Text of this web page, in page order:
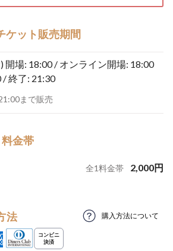
ケット販売期間
開場: 18:00 / オンライン開場: 18:00
/ 終了: 21:30
まで販売
金帯
全1料金帯 2,000円
法 購入方法について